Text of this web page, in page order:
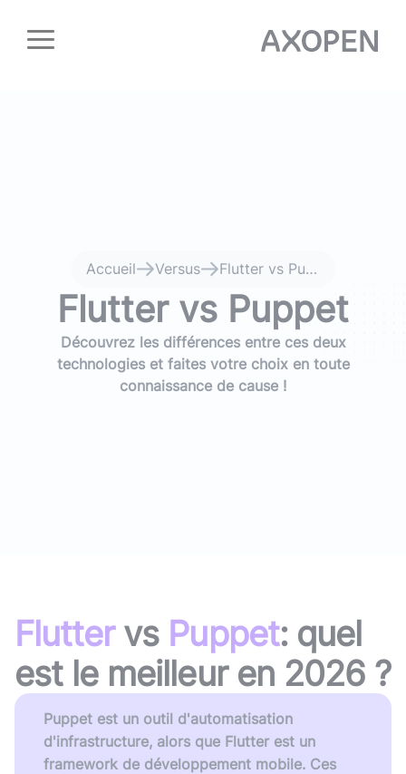
Accueil Versus Flutter vs Puppet
Flutter vs Puppet
Découvrez les différences entre ces deux
technologies et faites votre choix en toute
connaissance de cause !
Fluttervs Puppet: quel
est le meilleur en 2026?
Puppet est un outil d'automatisation
d'infrastructure, alors que Flutter est un
framework de développement mobile. Ces